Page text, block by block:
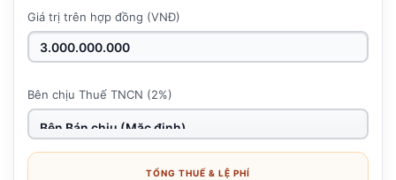
Giá trị trên hợp đồng (VNĐ)
Bên chịu Thuế TNCN (2%)
TỔNG THUẾ & LỆ PHÍ